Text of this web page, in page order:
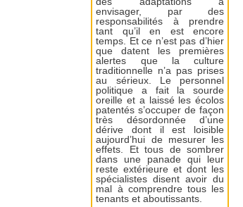
envisager, par des
responsabilités à prendre
tant qu’il en est encore
temps. Et ce n’est pas d’hier
que datent les premières
alertes que la culture
traditionnelle n’a pas prises
au sérieux. Le personnel
politique a fait la sourde
oreille et a laissé les écolos
patentés s’occuper de façon
très désordonnée d’une
dérive dont il est loisible
aujourd’hui de mesurer les
effets. Et tous de sombrer
dans une panade qui leur
reste extérieure et dont les
spécialistes disent avoir du
mal à comprendre tous les
tenants et aboutissants.